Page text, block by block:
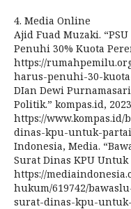
4. Media Online
Ajid Fuad Muzaki.
Penuhi 30% Kuota
https://
harus-penuhi-30-
DIan Dewi
Politik.” kompas.id,
https://www.kompas.id/
dinas-kpu-untuk-
Indonesia, Media.
Surat Dinas KPU Untuk
https://
hukum/619742/
surat-dinas-kpu-